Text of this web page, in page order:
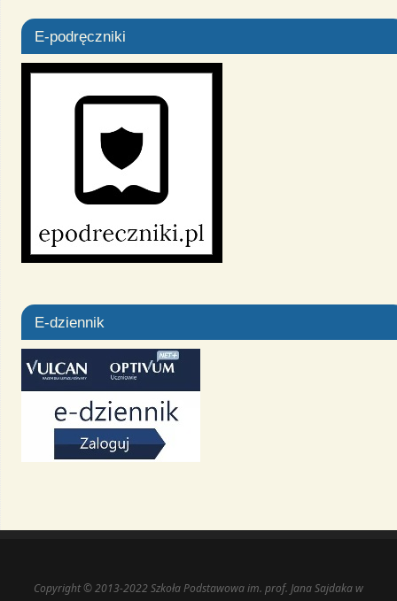
E-podręczniki
E-dziennik
Copyright © 2013-2022 Szkoła Podstawowa im. prof. Jana Sajdaka w